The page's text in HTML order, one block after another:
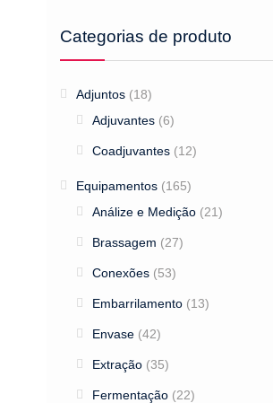
Categorias de produto
Adjuntos (18)
Adjuvantes (6)
Coadjuvantes (12)
Equipamentos (165)
Análize e Medição (21)
Brassagem (27)
Conexões (53)
Embarrilamento (13)
Envase (42)
Extração (35)
Fermentação (22)